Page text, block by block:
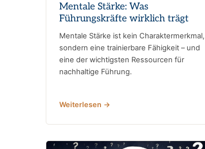
Mentale Stärke: Was
Führungskräfte wirklich trägt
Mentale Stärke ist kein Charaktermerkmal,
sondern eine trainierbare Fähigkeit – und
eine der wichtigsten Ressourcen für
nachhaltige Führung.
Weiterlesen →